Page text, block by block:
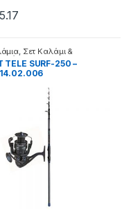
Σετ Καλάμι &
TELE SURF-250 –